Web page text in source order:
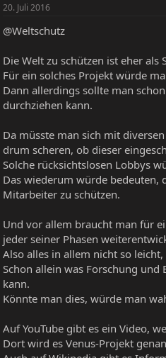
20. Juli 2016
@Weltschutz
Die Welt zu schützen ist eher
Für ein solches Projekt würde
Dann allerdings sollte man
durchziehen kann.
Da müsste man sich mit
drum scheren, ob dieser
Solche rücksichtslosen Lobbys
Das wiederum würde bedeuten,
Mitarbeiter zu schützen.
Und vor allem braucht man für
jeder seiner Phasen
Also alles in allem nicht so
Schon allein was Forschung
kann.
Könnte man dies, würde man
Auf YouTube gibt es ein Video,
Dort wird es Venus-Projekt